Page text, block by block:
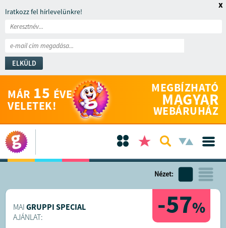
Iratkozz fel hírlevelünkre!
ELKÜLD
x
MÁR 15 ÉVE
VELETEK!
MEGBÍZHATÓ
MAGYAR
WEBÁRUHÁZ
Nézet:
-57%
MAI GRUPPI SPECIAL
AJÁNLAT: